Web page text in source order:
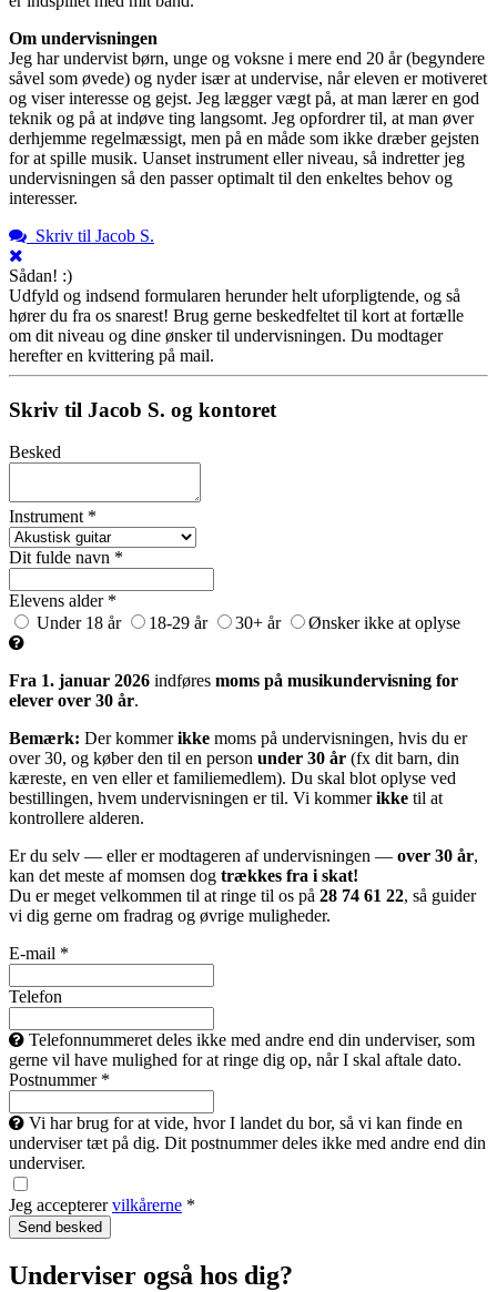
Om undervisningen
Jeg har undervist børn, unge og voksne i mere end 20 år (begyndere
såvel som øvede) og nyder især at undervise, når eleven er motiveret
og viser interesse og gejst. Jeg lægger vægt på, at man lærer en god
teknik og på at indøve ting langsomt. Jeg opfordrer til, at man øver
derhjemme regelmæssigt, men på en måde som ikke dræber gejsten
for at spille musik. Uanset instrument eller niveau, så indretter jeg
undervisningen så den passer optimalt til den enkeltes behov og
interesser.
Skriv til Jacob S.
Sådan! :)
Udfyld og indsend formularen herunder helt uforpligtende, og så
hører du fra os snarest! Brug gerne beskedfeltet til kort at fortælle
om dit niveau og dine ønsker til undervisningen. Du modtager
herefter en kvittering på mail.
Skriv til Jacob S. og kontoret
Besked
Instrument *
Dit fulde navn *
Elevens alder *
Under 18 år
18-29 år 30+ år Ønsker ikke at oplyse
Fra 1. januar 2026 indføres moms på musikundervisning for
elever over 30 år.
Bemærk: Der kommerikke moms på undervisningen, hvis du er
over 30, og køber den til en person under 30 år (fx dit barn, din
kæreste, en ven eller et familiemedlem). Du skal blot oplyse ved
bestillingen, hvem undervisningen er til. Vi kommerikke til at
kontrollere alderen.
Er du selv — eller er modtageren af undervisningen — over 30 år,
kan det meste af momsen dog trækkes fra i skat!
Du er meget velkommen til at ringe til os på 28 74 61 22, så guider
vi dig gerne om fradrag og øvrige muligheder.
E-mail *
Telefon
Telefonnummeret deles ikke med andre end din underviser, som
gerne vil have mulighed for at ringe dig op, når I skal aftale dato.
Postnummer *
Vi har brug for at vide, hvor I landet du bor, så vi kan finde en
underviser tæt på dig. Dit postnummer deles ikke med andre end din
underviser.
Jeg accepterervilkårerne *
Underviser også hos dig?